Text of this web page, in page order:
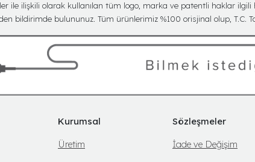
ile ilişkili olarak kullanılan tüm logo, marka ve patentli haklar ilgili
bildirimde bulununuz. Tüm ürünlerimiz %100 orisjinal olup, T.C.
Kurumsal
Üretim
Sözleşmeler
İade ve Değişim